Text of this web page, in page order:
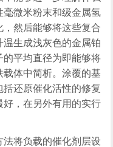
微米粉末和级金属氢
然后能够将这些复合
生成浅灰色的金属铂
平均直径为即能够将
体中简析。涂覆的基
还原催化活性的修复
，在另外有用的实行
将负载的催化剂层设